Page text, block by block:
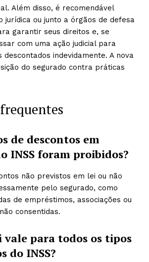
Além disso, é recomendável
jurídica ou junto a órgãos de defesa
garantir seus direitos e, se
com uma ação judicial para
indevidamente. A nova
do segurado contra práticas
de descontos em
INSS foram proibidos?
não previstos em lei ou não
pelo segurado, como
de empréstimos, associações ou
consentidas.
vale para todos os tipos
do INSS?